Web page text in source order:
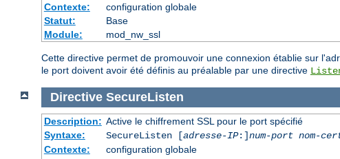
Contexte:
configuration globale
Statut:
Base
Module:
mod_nw_ssl
Cette directive permet de promouvoir une connexion établie sur
le port doivent avoir été définis au préalable par une directive
Directive SecureListen
Description: Active le chiffrement SSL pour le port spécifié
Syntaxe:
SecureListen [adresse-IP:]num-port nom-
Contexte:
configuration globale